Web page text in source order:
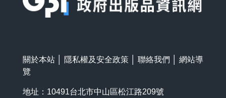
關於本站 隱私權及安全政策 聯絡我們
網站導
覽
地址：10491台北市中山區松江路209號